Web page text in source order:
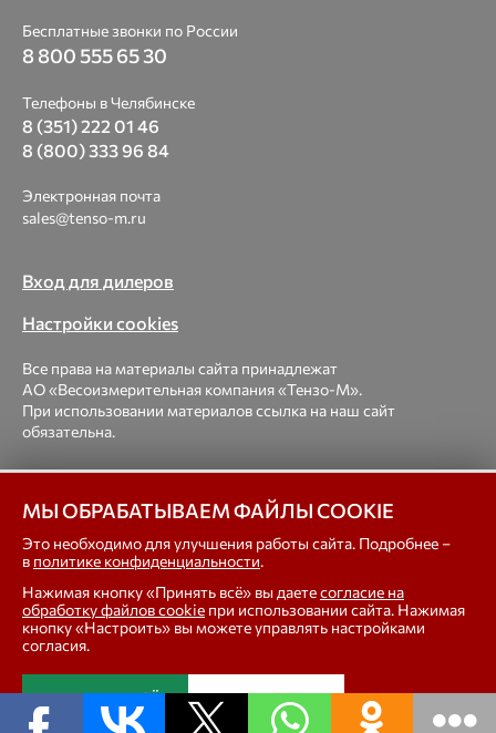
Бесплатные звонки по России
8 800 555 65 30
Телефоны в Челябинске
8 (351) 222 01 46
8 (800) 333 96 84
Электронная почта
sales@tenso-m.ru
Вход для дилеров
Настройки cookies
Все права на материалы сайта принадлежат
АО «Весоизмерительная компания «Тензо-М».
При использовании материалов ссылка на наш сайт
обязательна.
платформенные, крановые, вагонные, бункерные,
тензодатчики
In english
МЫ ОБРАБАТЫВАЕМ ФАЙЛЫ COOKIE
Это необходимо для улучшения работы сайта. Подробнее –
в политике конфиденциальности.
Нажимая кнопку «Принять всё» вы даетесогласие на
обработку файлов cookie при использовании сайта. Нажимая
кнопку «Настроить» вы можете управлять настройками
согласия.
ПРИНЯТЬ ВСЁ НАСТРОИТЬ